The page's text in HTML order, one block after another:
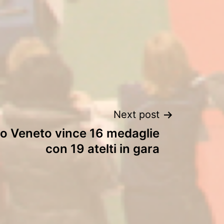
Next post
Veneto vince 16 medaglie
con 19 atelti in gara